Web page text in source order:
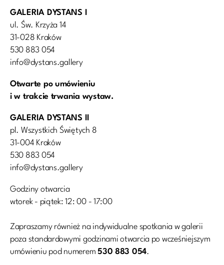
GALERIA DYSTANS I
ul. Św. Krzyża 14
31-028 Kraków
530 883 054
info@dystans.gallery
Otwarte po umówieniu
i w trakcie trwania wystaw.
GALERIA DYSTANS II
pl. Wszystkich Świętych 8
31-004 Kraków
530 883 054
info@dystans.gallery
Godziny otwarcia
wtorek - piątek: 12: 00 - 17:00
Zapraszamy również na indywidualne spotkania w galerii
poza standardowymi godzinami otwarcia po wcześniejszym
umówieniu pod numerem530 883 054.